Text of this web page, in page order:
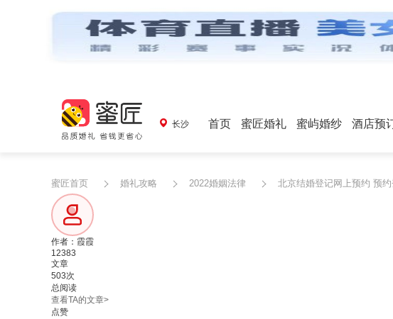
长沙 首页 蜜匠婚礼 蜜屿婚纱 酒店预
蜜匠首页 婚礼攻略 2022婚姻法律 北京结婚登记网上预约 预
作者：霞霞
12383
文章
503次
总阅读
查看TA的文章>
点赞